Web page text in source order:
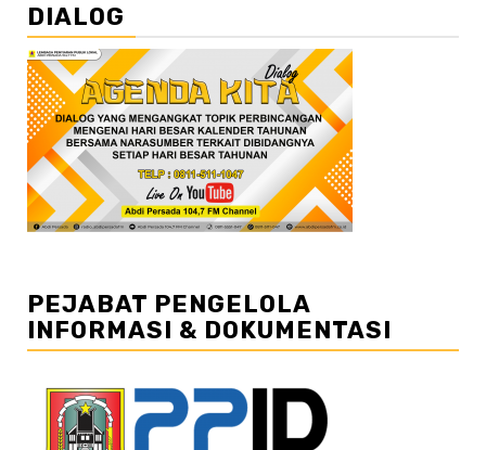
DIALOG
PEJABAT PENGELOLA
INFORMASI & DOKUMENTASI